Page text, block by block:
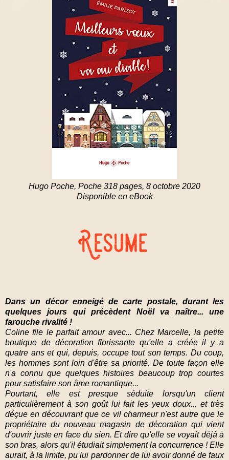
Hugo Poche, Poche 318 pages, 8 octobre 2020
Disponible en eBook
Dans un décor enneigé de carte postale, durant les
quelques jours qui précèdent Noël va naître... une
farouche rivalité !
Coline file le parfait amour avec... Chez Marcelle, la petite
boutique de décoration florissante qu'elle a créée il y a
quatre ans et qui, depuis, occupe tout son temps. Du coup,
les hommes sont loin d'être sa priorité. De toute façon elle
n'a connu que quelques histoires beaucoup trop courtes
pour satisfaire son âme romantique...
Pourtant, elle est presque séduite lorsqu'un client
particulièrement à son goût lui fait les yeux doux... et très
déçue en découvrant que ce vil charmeur n'est autre que le
propriétaire du nouveau magasin de décoration qui vient
d'ouvrir juste en face du sien. Et dire qu'elle se voyait déjà à
son bras, alors qu'il étudiait simplement la concurrence ! Elle
aurait, à la limite, pu lui pardonner de lui avoir donné de faux